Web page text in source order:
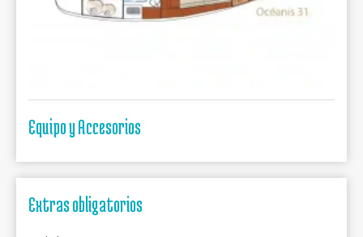
Equipo y Accesorios
Extras obligatorios